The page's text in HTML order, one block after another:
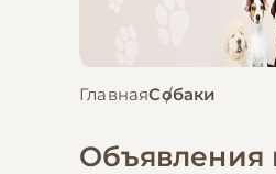
ГлавнаяСобаки
Объявления